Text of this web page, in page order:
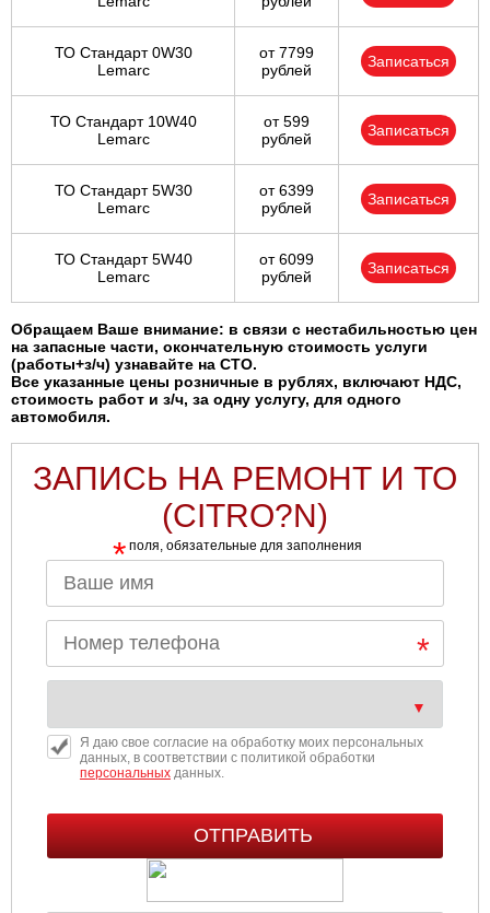
ТО Стандарт 0W30
Lemarc
от 7799
рублей
Записаться
ТО Стандарт 10W40
Lemarc
от 599
рублей
Записаться
ТО Стандарт 5W30
Lemarc
от 6399
рублей
Записаться
ТО Стандарт 5W40
Lemarc
от 6099
рублей
Записаться
Обращаем Ваше внимание: в связи с нестабильностью цен
на запасные части, окончательную стоимость услуги
(работы+з/ч) узнавайте на СТО.
Все указанные цены розничные в рублях, включают НДС,
стоимость работ и з/ч, за одну услугу, для одного
автомобиля.
ЗАПИСЬ НА РЕМОНТ И ТО
(CITRO?N)
* поля, обязательные для заполнения
Я даю свое согласие на обработку моих персональных
данных, в соответствии с политикой обработки
персональныхданных.